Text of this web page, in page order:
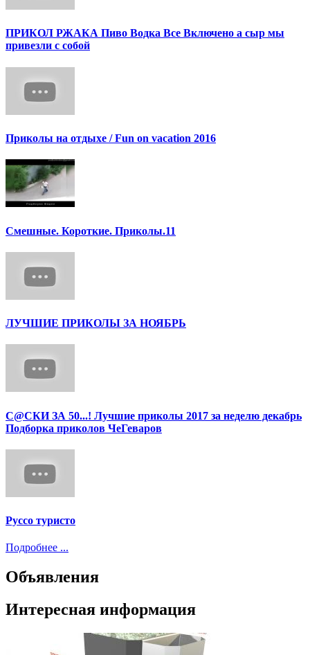
ПРИКОЛ РЖАКА Пиво Водка Все Включено а сыр мы
привезли с собой
Приколы на отдыхе / Fun on vacation 2016
Смешные. Короткие. Приколы.11
ЛУЧШИЕ ПРИКОЛЫ ЗА НОЯБРЬ
С@СКИ ЗА 50...! Лучшие приколы 2017 за неделю декабрь
Подборка приколов ЧеГеваров
Руссо туристо
Подробнее ...
Объявления
Интересная информация